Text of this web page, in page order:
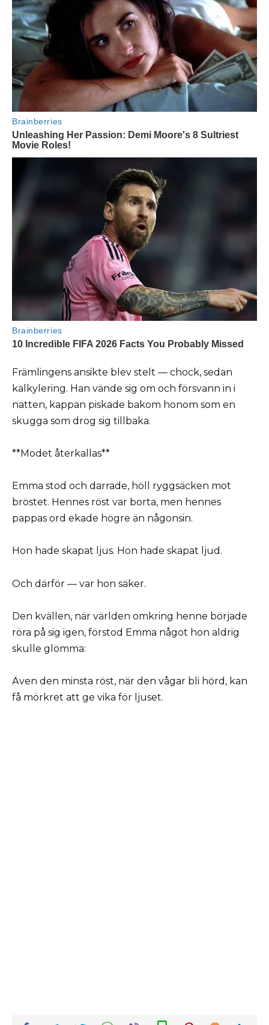
Främlingens ansikte blev stelt — chock, sedan
kalkylering. Han vände sig om och försvann in i
natten, kappan piskade bakom honom som en
skugga som drog sig tillbaka.
**Modet återkallas**
Emma stod och darrade, höll ryggsäcken mot
bröstet. Hennes röst var borta, men hennes
pappas ord ekade högre än någonsin.
Hon hade skapat ljus. Hon hade skapat ljud.
Och därför — var hon säker.
Den kvällen, när världen omkring henne började
röra på sig igen, förstod Emma något hon aldrig
skulle glömma:
Även den minsta röst, när den vågar bli hörd, kan
få mörkret att ge vika för ljuset.